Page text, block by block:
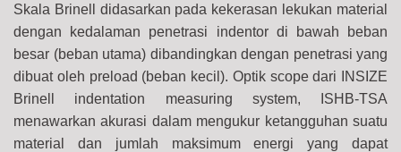
Skala Brinell didasarkan pada kekerasan lekukan material
dengan kedalaman penetrasi indentor di bawah beban
besar (beban utama) dibandingkan dengan penetrasi yang
dibuat oleh preload (beban kecil). Optik scope dari INSIZE
Brinell indentation measuring system, ISHB-TSA
menawarkan akurasi dalam mengukur ketangguhan suatu
material dan jumlah maksimum energi yang dapat